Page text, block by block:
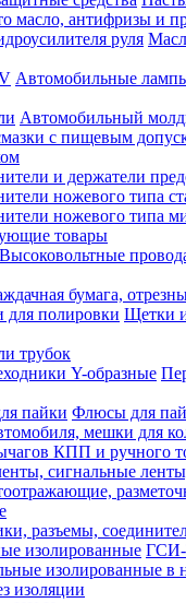
масло, антифризы и
руля
Автомобильные
Автомобильный
с пищевым
и держатели
ножевого типа
ножевого типа
товары
Высоковольтные
бумага,
полировки Щетки
трубок
Y-образные
пайки Флюсы для
мешки для
КПП и ручного
сигнальные
разъемы,
изолированные ГСИ-
изолированные в
изоляции